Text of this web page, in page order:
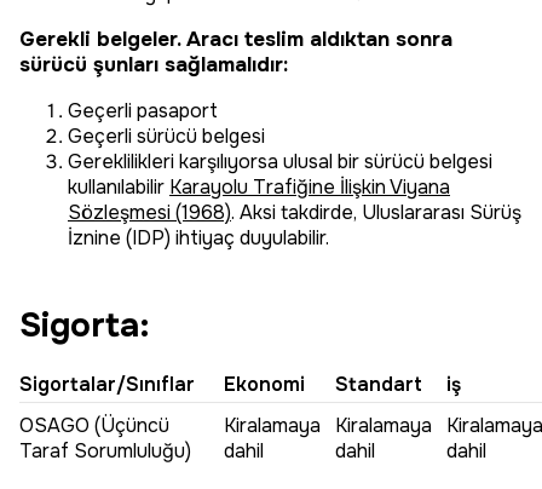
Gerekli belgeler. Aracı teslim aldıktan sonra
sürücü şunları sağlamalıdır:
Geçerli pasaport
Geçerli sürücü belgesi
Gereklilikleri karşılıyorsa ulusal bir sürücü belgesi
kullanılabilir Karayolu Trafiğine İlişkin Viyana
Sözleşmesi (1968). Aksi takdirde, Uluslararası Sürüş
İznine (IDP) ihtiyaç duyulabilir.
Sigorta:
Sigortalar/Sınıflar Ekonomi Standart
iş
OSAGO (Üçüncü
Taraf Sorumluluğu)
Kiralamaya
dahil
Kiralamaya
dahil
Kiralamaya
dahil